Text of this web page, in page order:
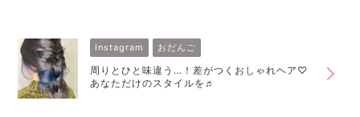
Instagram おだんご
周りとひと味違う…！差がつくおしゃれヘア♡
あなただけのスタイルを♬